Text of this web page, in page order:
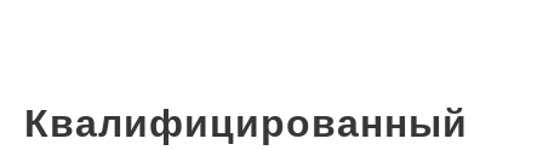
Квалифицированный